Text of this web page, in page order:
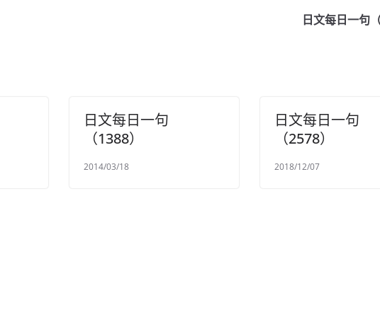
日文每日一句
日文每日一句
（1388）
2014/03/18
日文每日一句
（2578）
2018/12/07